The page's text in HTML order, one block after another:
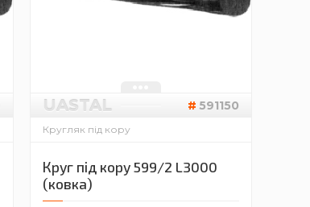
UASTAL 591150
Кругляк під кору
Круг під кору 599/2 L3000
(ковка)